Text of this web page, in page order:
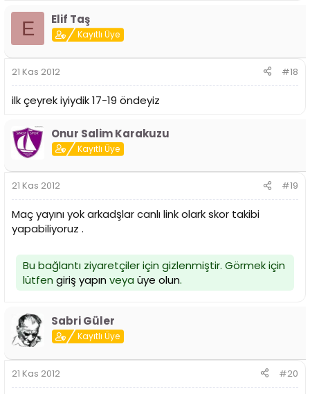
E Elif Taş
Kayıtlı Üye
21 Kas 2012 #18
ilk çeyrek iyiydik 17-19 öndeyiz
Onur Salim Karakuzu
Kayıtlı Üye
21 Kas 2012 #19
Maç yayını yok arkadşlar canlı link olark skor takibi
yapabiliyoruz .
Bu bağlantı ziyaretçiler için gizlenmiştir. Görmek için
lütfen giriş yapınveya üye olun.
Sabri Güler
Kayıtlı Üye
21 Kas 2012 #20